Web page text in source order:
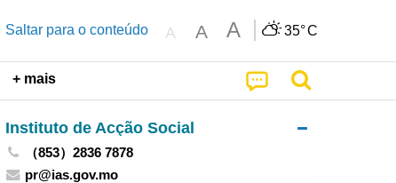
Saltar para o conteúdo A A A 35°C
+ mais
Instituto de Acção Social
（853）2836 7878
pr@ias.gov.mo